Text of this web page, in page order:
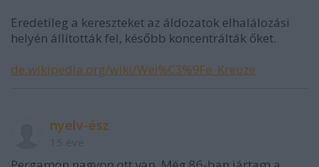
Eredetileg a kereszteket az áldozatok elhalálozási
helyén állították fel, később koncentrálták őket.
de.wikipedia.org/wiki/Wei%C3%9Fe_Kreuze
nyelv-ész